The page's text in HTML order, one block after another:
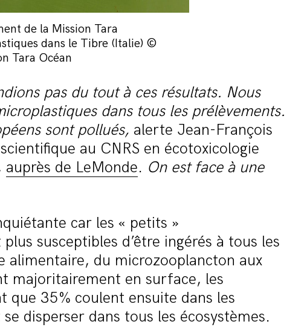
de la Mission Tara
dans le Tibre (Italie) ©
Tara Océan
pas du tout à ces résultats. Nous
dans tous les prélèvements.
sont pollués, alerte Jean-François
au CNRS en écotoxicologie
auprès de LeMonde. On est face à une
car les « petits »
susceptibles d’être ingérés à tous les
alimentaire, du microzooplancton aux
majoritairement en surface, les
que 35% coulent ensuite dans les
disperser dans tous les écosystèmes.